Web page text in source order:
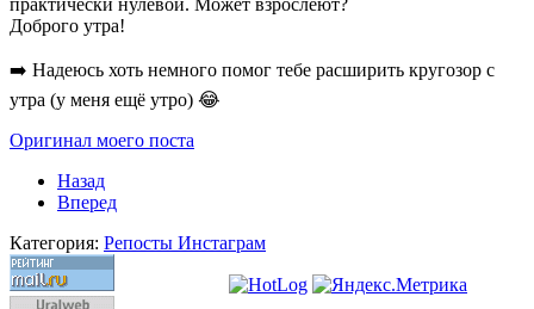
практически нулевой. Может взрослеют?
Доброго утра!
➡️ Надеюсь хоть немного помог тебе расширить кругозор с
утра (у меня ещё утро) 😂
Оригинал моего поста
Назад
Вперед
Категория: Репосты Инстаграм